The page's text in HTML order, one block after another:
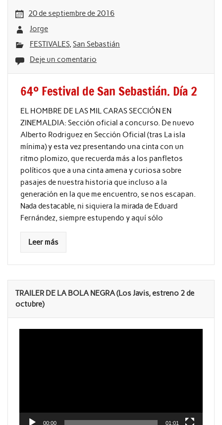
20 de septiembre de 2016
Jorge
FESTIVALES,San Sebastián
Deje un comentario
64º Festival de San Sebastián. Día 2
EL HOMBRE DE LAS MIL CARAS SECCIÓN EN
ZINEMALDIA: Sección oficial a concurso. De nuevo
Alberto Rodriguez en Sección Oficial (tras La isla
mínima) y esta vez presentando una cinta con un
ritmo plomizo, que recuerda más a los panfletos
políticos que a una cinta amena y curiosa sobre
pasajes de nuestra historia que incluso a la
generación en la que me encuentro, se nos escapan.
Nada destacable, ni siquiera la mirada de Eduard
Fernández, siempre estupendo y aquí sólo
Leer más
TRAILER DE LA BOLA NEGRA (Los Javis, estreno 2 de
octubre)
00:00 01:01